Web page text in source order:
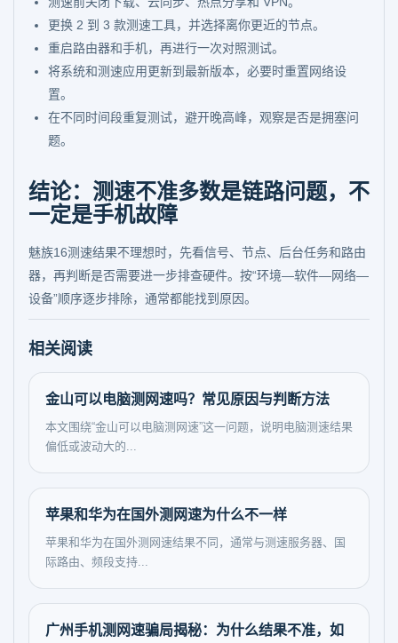
更换 2 到 3 款测速工具，并选择离你更近的节点。
重启路由器和手机，再进行一次对照测试。
将系统和测速应用更新到最新版本，必要时重置网络设
置。
在不同时间段重复测试，避开晚高峰，观察是否是拥塞问
题。
结论：测速不准多数是链路问题，不
一定是手机故障
魅族16测速结果不理想时，先看信号、节点、后台任务和路由
器，再判断是否需要进一步排查硬件。按“环境—软件—网络—
设备”顺序逐步排除，通常都能找到原因。
相关阅读
金山可以电脑测网速吗？常见原因与判断方法
本文围绕“金山可以电脑测网速”这一问题，说明电脑测速结果
偏低或波动大的...
苹果和华为在国外测网速为什么不一样
苹果和华为在国外测网速结果不同，通常与测速服务器、国
际路由、频段支持...
广州手机测网速骗局揭秘：为什么结果不准，如